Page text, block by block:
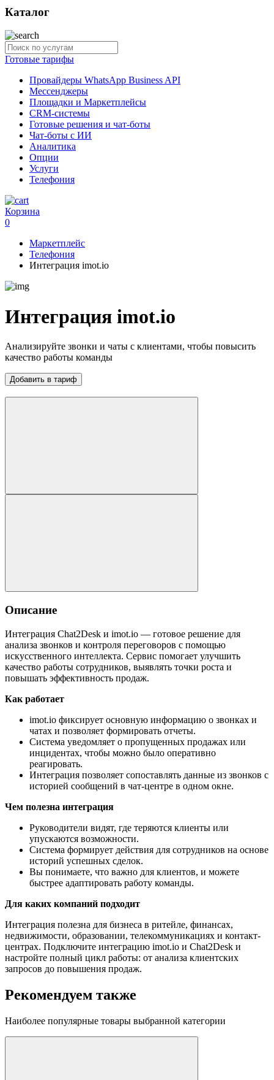
Каталог
Готовые тарифы
Провайдеры WhatsApp Business API
Мессенджеры
Площадки и Маркетплейсы
CRM-системы
Готовые решения и чат-боты
Чат-боты с ИИ
Аналитика
Опции
Услуги
Телефония
Корзина
0
Маркетплейс
Телефония
Интеграция imot.io
Интеграция imot.io
Анализируйте звонки и чаты с клиентами, чтобы повысить
качество работы команды
Добавить в тариф
Описание
Интеграция Chat2Desk и imot.io — готовое решение для
анализа звонков и контроля переговоров с помощью
искусственного интеллекта. Сервис помогает улучшить
качество работы сотрудников, выявлять точки роста и
повышать эффективность продаж.
Как работает
imot.io фиксирует основную информацию о звонках и
чатах и позволяет формировать отчеты.
Система уведомляет о пропущенных продажах или
инцидентах, чтобы можно было оперативно
реагировать.
Интеграция позволяет сопоставлять данные из звонков с
историей сообщений в чат-центре в одном окне.
Чем полезна интеграция
Руководители видят, где теряются клиенты или
упускаются возможности.
Система формирует действия для сотрудников на основе
историй успешных сделок.
Вы понимаете, что важно для клиентов, и можете
быстрее адаптировать работу команды.
Для каких компаний подходит
Интеграция полезна для бизнеса в ритейле, финансах,
недвижимости, образовании, телекоммуникациях и контакт-
центрах. Подключите интеграцию imot.io и Chat2Desk и
настройте полный цикл работы: от анализа клиентских
запросов до повышения продаж.
Рекомендуем также
Наиболее популярные товары выбранной категории